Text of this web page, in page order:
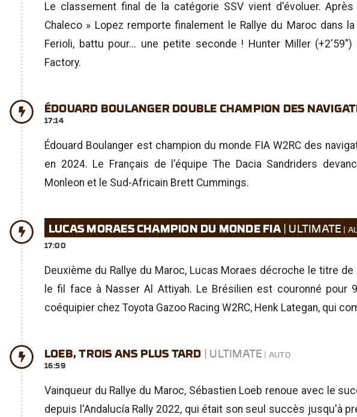
Le classement final de la catégorie SSV vient d'évoluer.
Chaleco » Lopez remporte finalement le Rallye du Maroc dans
Ferioli, battu pour... une petite seconde ! Hunter Miller
Factory.
ÉDOUARD BOULANGER DOUBLE CHAMPION DES
17:14
Édouard Boulanger est champion du monde FIA W2RC des
en 2024. Le Français de l'équipe The Dacia Sandriders
Monleon et le Sud-Africain Brett Cummings.
LUCAS MORAES CHAMPION DU MONDE FIA | ULTIMATE
17:00
Deuxième du Rallye du Maroc, Lucas Moraes décroche le titre
le fil face à Nasser Al Attiyah. Le Brésilien est couronné pour
coéquipier chez Toyota Gazoo Racing W2RC, Henk Lategan, qui
LOEB, TROIS ANS PLUS TARD | ULTIMATE
16:59
Vainqueur du Rallye du Maroc, Sébastien Loeb renoue avec le
depuis l'Andalucía Rally 2022, qui était son seul succès jusqu'à